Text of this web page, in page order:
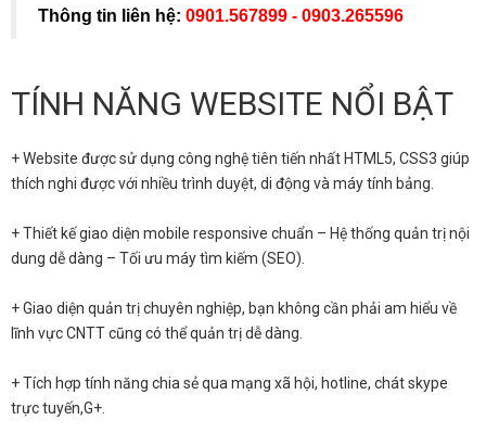
Thông tin liên hệ: 0901.567899 - 0903.265596
TÍNH NĂNG WEBSITE NỔI BẬT
+ Website được sử dụng công nghệ tiên tiến nhất HTML5, CSS3 giúp
thích nghi được với nhiều trình duyệt, di động và máy tính bảng.
+ Thiết kế giao diện mobile responsive chuẩn – Hệ thống quản trị nội
dung dễ dàng – Tối ưu máy tìm kiếm (SEO).
+ Giao diện quản trị chuyên nghiệp, bạn không cần phải am hiểu về
lĩnh vực CNTT cũng có thể quản trị dễ dàng.
+ Tích hợp tính năng chia sẻ qua mạng xã hội, hotline, chát skype
trực tuyến,G+.